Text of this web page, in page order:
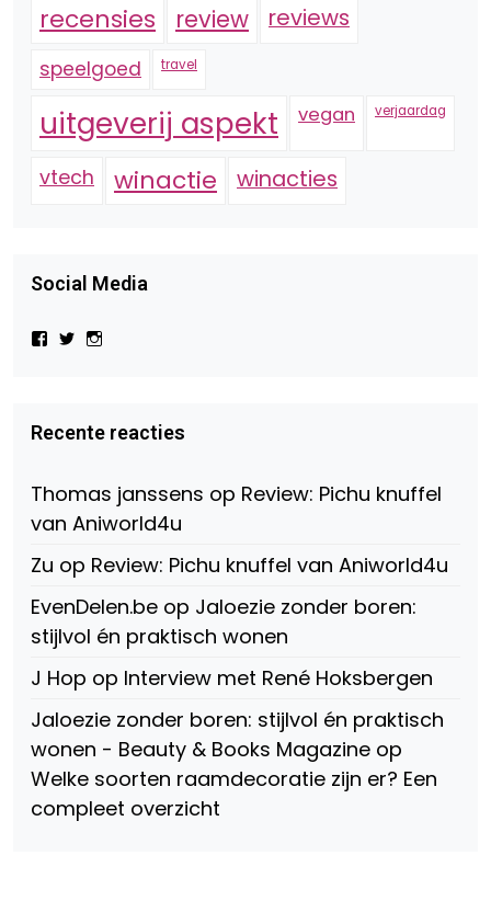
recensies review reviews
speelgoed travel
uitgeverij aspekt vegan verjaardag
vtech winactie winacties
Social Media
Bekijk
Beauty-
147775071915783/?
Facebook
Bekijk
op
Twitter
op
Instagram
Recente reacties
Thomas janssens op Review: Pichu knuffel
van Aniworld4u
Zu op Review: Pichu knuffel van Aniworld4u
EvenDelen.be op Jaloezie zonder boren:
stijlvol én praktisch wonen
J Hop op Interview met René Hoksbergen
Jaloezie zonder boren: stijlvol én praktisch
wonen - Beauty & Books Magazine op
Welke soorten raamdecoratie zijn er? Een
compleet overzicht